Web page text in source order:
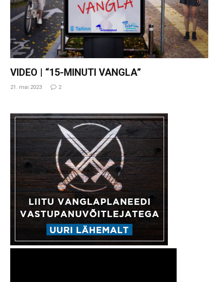
VIDEO | “15-MINUTI VANGLA”
21. mai 2023 2